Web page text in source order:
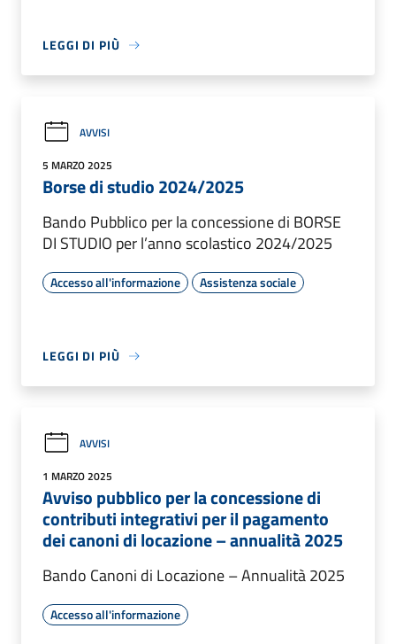
LEGGI DI PIÙ
AVVISI
5 MARZO 2025
Borse di studio 2024/2025
Bando Pubblico per la concessione di BORSE
DI STUDIO per l’anno scolastico 2024/2025
Accesso all'informazione Assistenza sociale
LEGGI DI PIÙ
AVVISI
1 MARZO 2025
Avviso pubblico per la concessione di
contributi integrativi per il pagamento
dei canoni di locazione – annualità 2025
Bando Canoni di Locazione – Annualità 2025
Accesso all'informazione